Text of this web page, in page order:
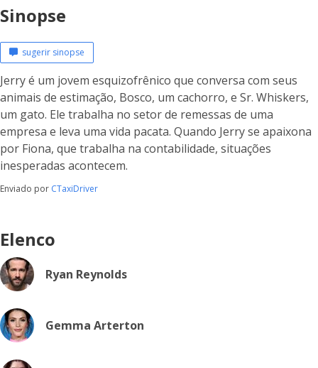
Sinopse
sugerir sinopse
Jerry é um jovem esquizofrênico que conversa com seus
animais de estimação, Bosco, um cachorro, e Sr. Whiskers,
um gato. Ele trabalha no setor de remessas de uma
empresa e leva uma vida pacata. Quando Jerry se apaixona
por Fiona, que trabalha na contabilidade, situações
inesperadas acontecem.
Enviado por CTaxiDriver
Elenco
Ryan Reynolds
Gemma Arterton